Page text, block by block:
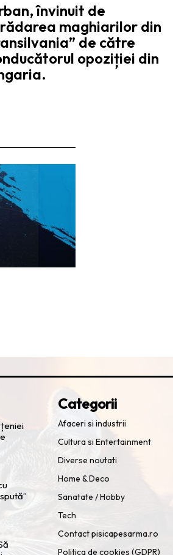
învinuit de
maghiarilor din
de către
opoziției din
Categorii
Afaceri si industrii
Cultura si Entertainment
Diverse noutati
Home & Deco
Sanatate / Hobby
Tech
Contact pisicapesarma.ro
Politica de cookies (GDPR)